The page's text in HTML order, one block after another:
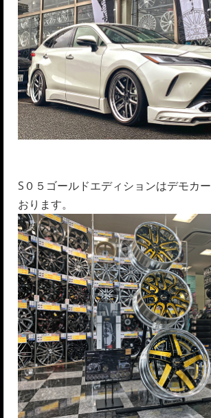
S０５ゴールドエディションはデモカ
おります。